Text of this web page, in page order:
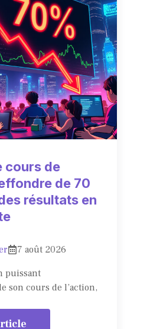
cours de
de 70
résultats en
7 août 2026
puissant
son cours de l’action,